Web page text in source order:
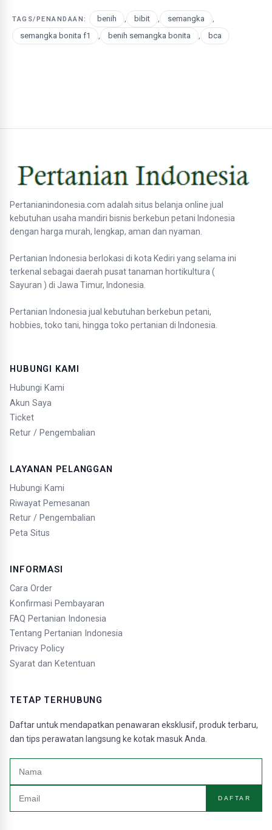
TAGS/PENANDAAN: benih , bibit , semangka
,
semangka bonita f1
, benih semangka bonita , bca
Pertanianindonesia.com adalah situs belanja online jual
kebutuhan usaha mandiri bisnis berkebun petani Indonesia
dengan harga murah, lengkap, aman dan nyaman.
Pertanian Indonesia berlokasi di kota Kediri yang selama ini
terkenal sebagai daerah pusat tanaman hortikultura (
Sayuran ) di Jawa Timur, Indonesia.
Pertanian Indonesia jual kebutuhan berkebun petani,
hobbies, toko tani, hingga toko pertanian di Indonesia.
HUBUNGI KAMI
Hubungi Kami
Akun Saya
Ticket
Retur / Pengembalian
LAYANAN PELANGGAN
Hubungi Kami
Riwayat Pemesanan
Retur / Pengembalian
Peta Situs
INFORMASI
Cara Order
Konfirmasi Pembayaran
FAQ Pertanian Indonesia
Tentang Pertanian Indonesia
Privacy Policy
Syarat dan Ketentuan
TETAP TERHUBUNG
Daftar untuk mendapatkan penawaran eksklusif, produk terbaru,
dan tips perawatan langsung ke kotak masuk Anda.
DAFTAR